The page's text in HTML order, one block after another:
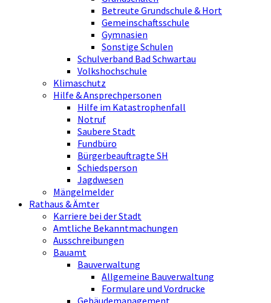
Betreute Grundschule & Hort
Gemeinschaftsschule
Gymnasien
Sonstige Schulen
Schulverband Bad Schwartau
Volkshochschule
Klimaschutz
Hilfe & Ansprechpersonen
Hilfe im Katastrophenfall
Notruf
Saubere Stadt
Fundbüro
Bürgerbeauftragte SH
Schiedsperson
Jagdwesen
Mängelmelder
Rathaus & Ämter
Karriere bei der Stadt
Amtliche Bekanntmachungen
Ausschreibungen
Bauamt
Bauverwaltung
Allgemeine Bauverwaltung
Formulare und Vordrucke
Gebäudemanagement